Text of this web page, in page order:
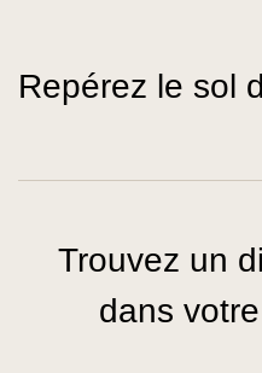
Repérez le sol
Trouvez un
dans